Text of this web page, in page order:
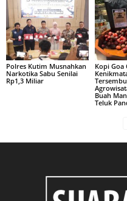
Polres Kutim Musnahkan
Narkotika Sabu Senilai
Rp1,3 Miliar
Kopi Goa
Buah
Teluk